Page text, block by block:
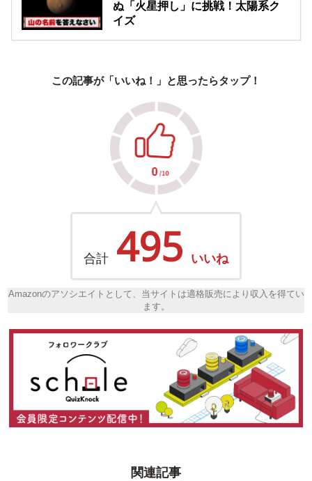
ぬ「火星押し」に挑戦！太陽系ク
イズ
この記事が「いいね！」と思ったらタップ！
合計 495 いいね
Amazonのアソシエイトとして、当サイトは適格販売により収入を得てい
ます。
関連記事